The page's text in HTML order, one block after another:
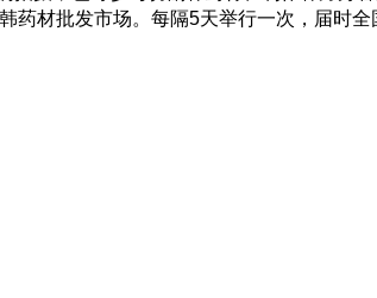
药材批发市场。每隔5天举行一次，届时